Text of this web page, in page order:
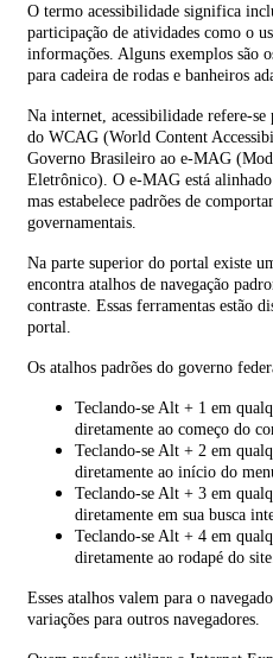
O termo acessibilidade significa
participação de atividades como o
informações. Alguns exemplos são
para cadeira de rodas e banheiros
Na internet, acessibilidade refere-se
do WCAG (World Content
Governo Brasileiro ao e-MAG
Eletrônico). O e-MAG está alinhado
mas estabelece padrões de
governamentais.
Na parte superior do portal existe
encontra atalhos de navegação
contraste. Essas ferramentas estão
portal.
Os atalhos padrões do governo
Teclando-se Alt + 1 em
diretamente ao começo do
Teclando-se Alt + 2 em
diretamente ao início do
Teclando-se Alt + 3 em
diretamente em sua busca
Teclando-se Alt + 4 em
diretamente ao rodapé do site.
Esses atalhos valem para o
variações para outros navegadores.